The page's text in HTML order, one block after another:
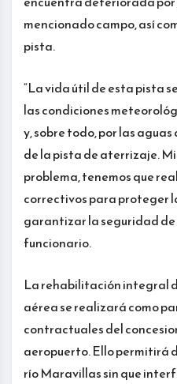
mencionado campo, así
pista.
“La vida útil de esta pista
las condiciones
y, sobre todo, por las
de la pista de aterrizaje.
problema, tenemos que
correctivos para proteger
garantizar la seguridad de
funcionario.
La rehabilitación integral
aérea se realizará como
contractuales del
aeropuerto. Ello permitirá
río Maravillas sin que